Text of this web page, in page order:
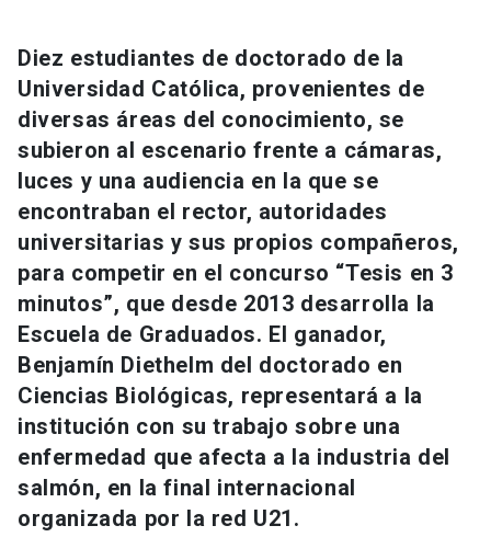
Información para keyboard_arrow_down
Futuros estudiantes
Estudiantes
Académicos
Personal
Alumni
Padres y familia
Vecinos launch
Go to english site
Admisión launch
Mi Cuenta UC launch
Correo UC launch
Medios Biblioteca launch
Donaciones launch
Diez estudiantes de doctorado de la
Universidad Católica, provenientes de
diversas áreas del conocimiento, se
subieron al escenario frente a cámaras,
luces y una audiencia en la que se
encontraban el rector, autoridades
universitarias y sus propios compañeros,
para competir en el concurso “Tesis en 3
minutos”, que desde 2013 desarrolla la
Escuela de Graduados. El ganador,
Benjamín Diethelm del doctorado en
Ciencias Biológicas, representará a la
institución con su trabajo sobre una
enfermedad que afecta a la industria del
salmón, en la final internacional
organizada por la red U21.